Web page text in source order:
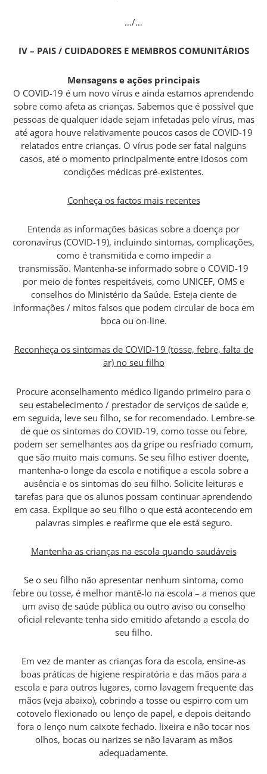
…/…
IV – PAIS / CUIDADORES E MEMBROS COMUNITÁRIOS
Mensagens e ações principais
O COVID-19 é um novo vírus e ainda estamos aprendendo
sobre como afeta as crianças. Sabemos que é possível que
pessoas de qualquer idade sejam infetadas pelo vírus, mas
até agora houve relativamente poucos casos de COVID-19
relatados entre crianças. O vírus pode ser fatal nalguns
casos, até o momento principalmente entre idosos com
condições médicas pré-existentes.
Conheça os factos mais recentes
Entenda as informações básicas sobre a doença por
coronavírus (COVID-19), incluindo sintomas, complicações,
como é transmitida e como impedir a
transmissão. Mantenha-se informado sobre o COVID-19
por meio de fontes respeitáveis, como UNICEF, OMS e
conselhos do Ministério da Saúde. Esteja ciente de
informações / mitos falsos que podem circular de boca em
boca ou on-line.
Reconheça os sintomas de COVID-19 (tosse, febre, falta de
ar) no seu filho
Procure aconselhamento médico ligando primeiro para o
seu estabelecimento / prestador de serviços de saúde e,
em seguida, leve seu filho, se for recomendado. Lembre-se
de que os sintomas do COVID-19, como tosse ou febre,
podem ser semelhantes aos da gripe ou resfriado comum,
que são muito mais comuns. Se seu filho estiver doente,
mantenha-o longe da escola e notifique a escola sobre a
ausência e os sintomas do seu filho. Solicite leituras e
tarefas para que os alunos possam continuar aprendendo
em casa. Explique ao seu filho o que está acontecendo em
palavras simples e reafirme que ele está seguro.
Mantenha as crianças na escola quando saudáveis
Se o seu filho não apresentar nenhum sintoma, como
febre ou tosse, é melhor mantê-lo na escola – a menos que
um aviso de saúde pública ou outro aviso ou conselho
oficial relevante tenha sido emitido afetando a escola do
seu filho.
Em vez de manter as crianças fora da escola, ensine-as
boas práticas de higiene respiratória e das mãos para a
escola e para outros lugares, como lavagem frequente das
mãos (veja abaixo), cobrindo a tosse ou espirro com um
cotovelo flexionado ou lenço de papel, e depois deitando
fora o lenço num caixote fechado. lixeira e não tocar nos
olhos, bocas ou narizes se não lavaram as mãos
adequadamente.